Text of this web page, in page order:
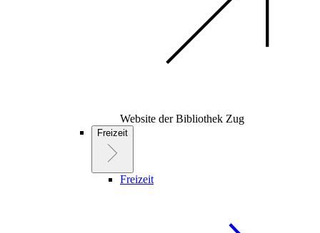
Website der Bibliothek Zug
Freizeit
Freizeit